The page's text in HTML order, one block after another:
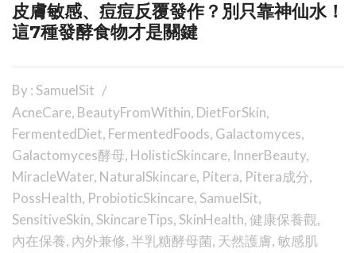
皮膚敏感、痘痘反覆發作？別只靠神仙水！
這7種發酵食物才是關鍵
By : SamuelSit
AcneCare, BeautyFromWithin, DietForSkin,
FermentedDiet, FermentedFoods, Galactomyces,
Galactomyces酵母, HolisticSkincare, InnerBeauty,
MiracleWater, NaturalSkincare, Pitera, Pitera成分,
PossHealth, ProbioticSkincare, SamuelSit,
SensitiveSkin, SkincareTips, SkinHealth,健康保養觀,
內在保養, 內外兼修,半乳糖酵母菌, 天然護膚,敏感肌